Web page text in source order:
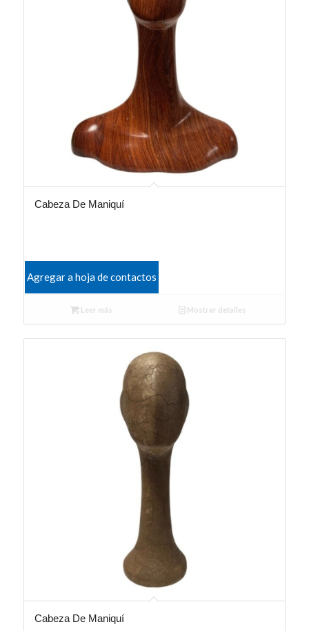
Cabeza De Maniquí
Agregar a hoja de contactos
Leer más Mostrar detalles
Cabeza De Maniquí